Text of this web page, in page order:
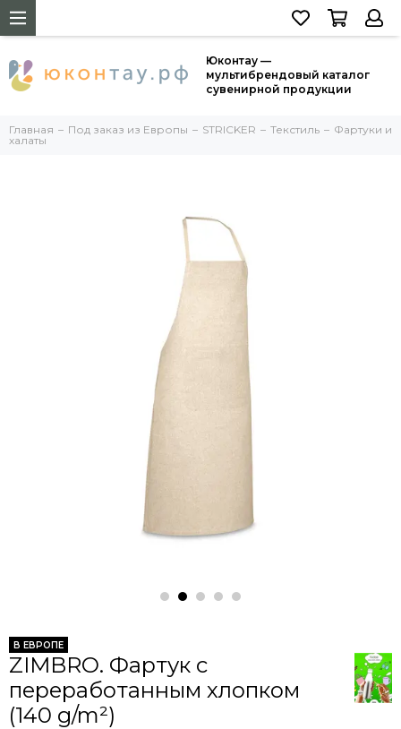
Юконтау —
мультибрендовый каталог
сувенирной продукции
Главная Под заказ из Европы STRICKER Текстиль
Фартуки и
халаты
В ЕВРОПЕ
ZIMBRO. Фартук с
переработанным хлопком
(140 g/m²)